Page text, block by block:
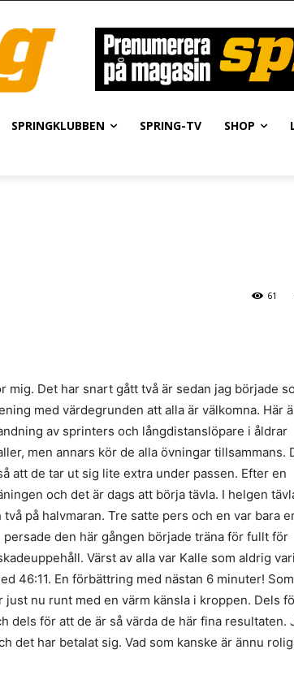
SPRINGKLUBBEN SPRING-TV SHOP
61
Det har snart gått två är sedan jag började
med värdegrunden att alla är välkomna. Här
av sprinters och långdistanslöpare i åldrar
men annars kör de alla övningar tillsammans.
att de tar ut sig lite extra under passen. Efter en
och det är dags att börja tävla. I helgen
på halvmaran. Tre satte pers och en var bara
den här gången började träna för fullt för
Värst av alla var Kalle som aldrig
46:11. En förbättring med nästan 6 minuter! Som
nu runt med en värm känsla i kroppen. Dels
dels för att de är så värda de här fina resultaten.
det har betalat sig. Vad som kanske är ännu